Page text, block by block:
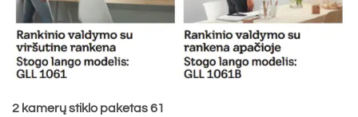
2 kamerų stiklo paketas 61